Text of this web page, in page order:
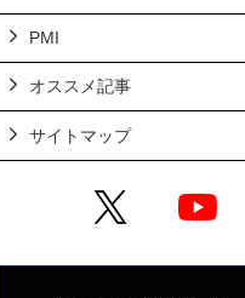
PMI
オススメ記事
サイトマップ
X